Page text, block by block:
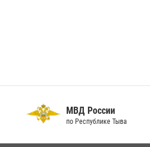
МВД России
по Республике Тыва